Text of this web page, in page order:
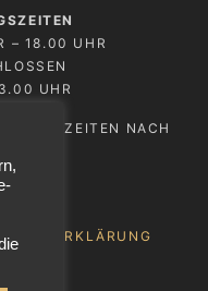
– 18.00 UHR
UHR
NACH A